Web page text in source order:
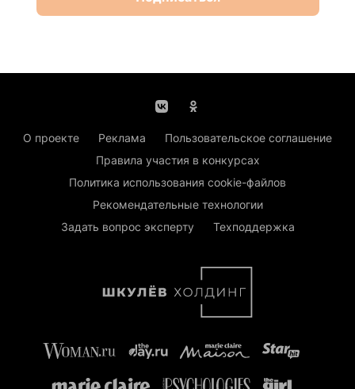
О проекте Реклама
Пользовательское соглашение
Правила участия в конкурсах
Политика использования cookie-файлов
Рекомендательные технологии
Задать вопрос эксперту
Техподдержка